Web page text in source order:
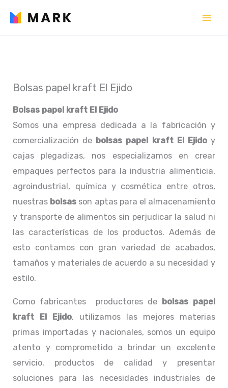
Bolsas papel kraft El Ejido
Bolsas papel kraft El Ejido
Somos una empresa dedicada a la fabricación y
comercialización de bolsas papel kraft El Ejidoy
cajas plegadizas, nos especializamos en crear
empaques perfectos para la industria alimenticia,
agroindustrial, química y cosmética entre otros,
nuestras bolsas son aptas para el almacenamiento
y transporte de alimentos sin perjudicar la salud ni
las características de los productos. Además de
esto contamos con gran variedad de acabados,
tamaños y materiales de acuerdo a su necesidad y
estilo.
Como fabricantes productores de bolsas papel
kraft El Ejido, utilizamos las mejores materias
primas importadas y nacionales, somos un equipo
atento y comprometido a brindar un excelente
servicio, productos de calidad y presentar
soluciones para las necesidades industriales de